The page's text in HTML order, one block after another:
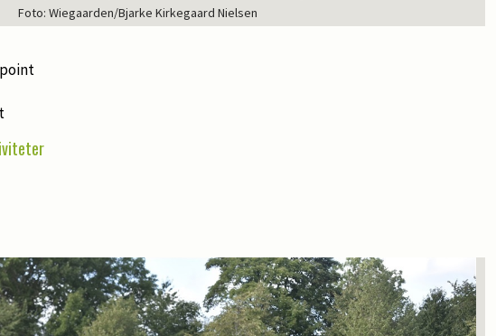
Foto: Wiegaarden/Bjarke Kirkegaard Nielsen